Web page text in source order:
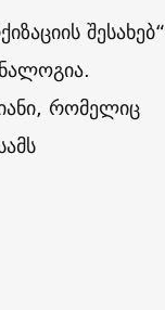
შესახებ“
რომელიც